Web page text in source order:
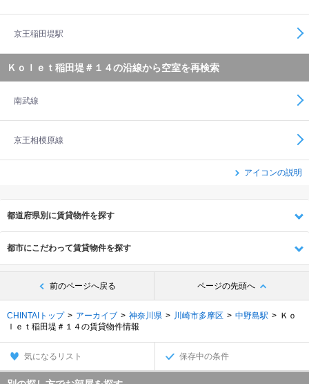
京王稲田堤駅
Ｋｏｌｅｔ稲田堤＃１４の沿線から空室を再検索
南武線
京王相模原線
アイコンの説明
都道府県別に賃貸物件を探す
都市にこだわって賃貸物件を探す
前のページへ戻る ページの先頭へ
CHINTAIトップ アーカイブ 神奈川県 川崎市多摩区 中野島駅
Ｋｏ
ｌｅｔ稲田堤＃１４の賃貸物件情報
気になるリスト 保存中の条件